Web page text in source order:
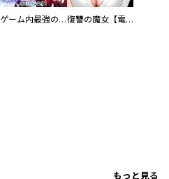
ゲーム内最強の『裏ボス』に転生したので、主人公の代わりに最速クリアを目指します！【電子単行本版】 復讐の魔女【電子単行本版】
もっと見る